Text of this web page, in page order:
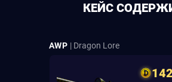
КЕЙС
AWP | Dragon Lore